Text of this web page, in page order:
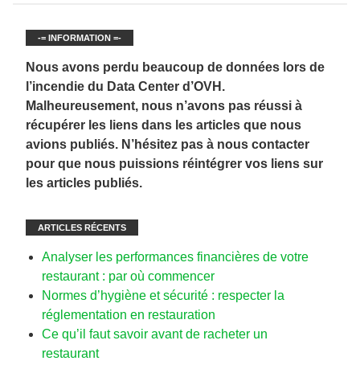
-= INFORMATION =-
Nous avons perdu beaucoup de données lors de
l’incendie du Data Center d’OVH.
Malheureusement, nous n’avons pas réussi à
récupérer les liens dans les articles que nous
avions publiés. N’hésitez pas à nous contacter
pour que nous puissions réintégrer vos liens sur
les articles publiés.
ARTICLES RÉCENTS
Analyser les performances financières de votre
restaurant : par où commencer
Normes d’hygiène et sécurité : respecter la
réglementation en restauration
Ce qu’il faut savoir avant de racheter un
restaurant